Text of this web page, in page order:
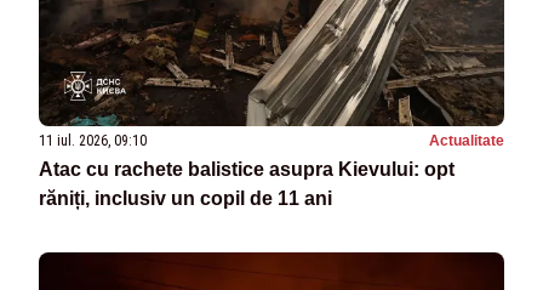
11 iul. 2026, 09:10 Actualitate
Atac cu rachete balistice asupra Kievului: opt
răniți, inclusiv un copil de 11 ani